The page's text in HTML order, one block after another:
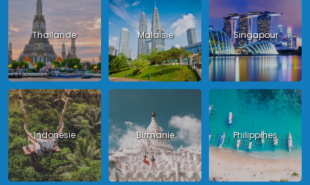
Thailande Malaisie Singapour
Indonésie Birmanie Philippines